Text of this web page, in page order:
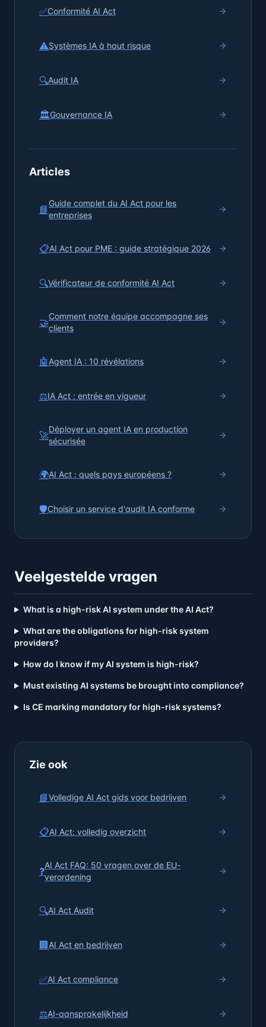
✅Conformité AI Act
⚠️Systèmes IA à haut risque
🔍Audit IA
🏛️Gouvernance IA
Articles
📘
Guide complet du AI Act pour les
entreprises
📋AI Act pour PME : guide stratégique 2026
🔍Vérificateur de conformité AI Act
🤝
Comment notre équipe accompagne ses
clients
🤖 Agent IA : 10 révélations
⚖️IA Act : entrée en vigueur
🚀
Déployer un agent IA en production
sécurisée
🌍AI Act : quels pays européens ?
🛡️Choisir un service d'audit IA conforme
Veelgestelde vragen
What is a high-risk AI system under the AI Act?
What are the obligations for high-risk system
providers?
How do I know if my AI system is high-risk?
Must existing AI systems be brought into compliance?
Is CE marking mandatory for high-risk systems?
Zie ook
📘Volledige AI Act gids voor bedrijven
📋AI Act: volledig overzicht
❓
AI Act FAQ: 50 vragen over de EU-
verordening
🔍AI Act Audit
🏢 AI Act en bedrijven
✅AI Act compliance
⚖️AI-aansprakelijkheid